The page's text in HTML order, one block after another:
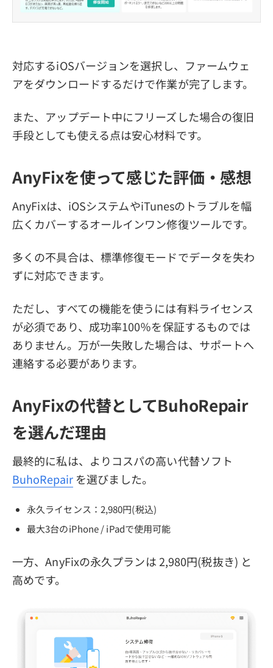
対応するiOSバージョンを選択し、ファームウェ
アをダウンロードするだけで作業が完了します。
また、アップデート中にフリーズした場合の復旧
手段としても使える点は安心材料です。
AnyFixを使って感じた評価・感想
AnyFixは、iOSシステムやiTunesのトラブルを幅
広くカバーするオールインワン修復ツールです。
多くの不具合は、標準修復モードでデータを失わ
ずに対応できます。
ただし、すべての機能を使うには有料ライセンス
が必須であり、成功率100％を保証するものでは
ありません。万が一失敗した場合は、サポートへ
連絡する必要があります。
AnyFixの代替としてBuhoRepair
を選んだ理由
最終的に私は、よりコスパの高い代替ソフト
BuhoRepair を選びました。
永久ライセンス：2,980円(税込)
最大3台のiPhone / iPadで使用可能
一方、AnyFixの永久プランは 2,980円(税抜き) と
高めです。